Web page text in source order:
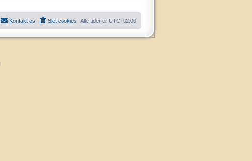
Alle tider er UTC+02:00
Slet cookies
Kontakt os